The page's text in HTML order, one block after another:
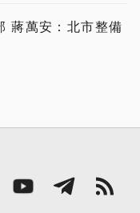
蔣萬安：北市整備